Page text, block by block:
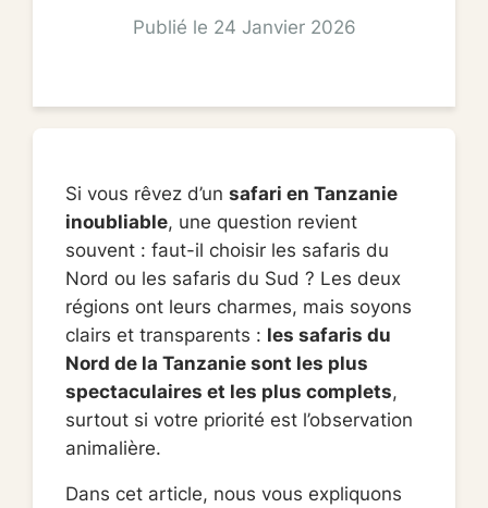
Publié le 24 Janvier 2026
Si vous rêvez d’un safari en Tanzanie
inoubliable, une question revient
souvent : faut-il choisir les safaris du
Nord ou les safaris du Sud ? Les deux
régions ont leurs charmes, mais soyons
clairs et transparents : les safaris du
Nord de la Tanzanie sont les plus
spectaculaires et les plus complets,
surtout si votre priorité est l’observation
animalière.
Dans cet article, nous vous expliquons